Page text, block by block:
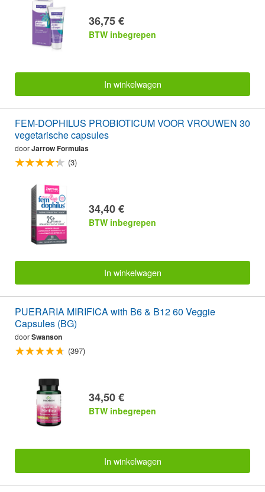
36,75 €
BTW inbegrepen
In winkelwagen
FEM-DOPHILUS PROBIOTICUM VOOR VROUWEN 30
vegetarische capsules
doorJarrow Formulas
(3)
34,40 €
BTW inbegrepen
In winkelwagen
PUERARIA MIRIFICA with B6 & B12 60 Veggie
Capsules (BG)
doorSwanson
(397)
34,50 €
BTW inbegrepen
In winkelwagen